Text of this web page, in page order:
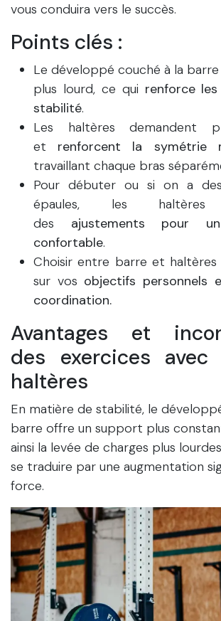
vous conduira vers le succès.
Points clés :
Le développé couché à la
plus lourd, ce qui renforce
stabilité.
Les haltères demandent
et renforcent la symétrie
travaillant chaque bras
Pour débuter ou si on a
épaules, les haltères
des ajustements pour
confortable.
Choisir entre barre et
sur vos objectifs personnels
coordination.
Avantages et
des exercices
haltères
En matière de stabilité, le
barre offre un support plus
ainsi la levée de charges plus
se traduire par une augmentation
force.